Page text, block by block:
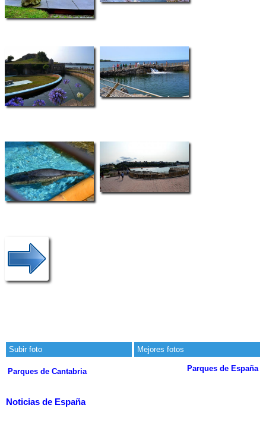
Subir foto Mejores fotos
Parques de Cantabria Parques de España
Noticias de España